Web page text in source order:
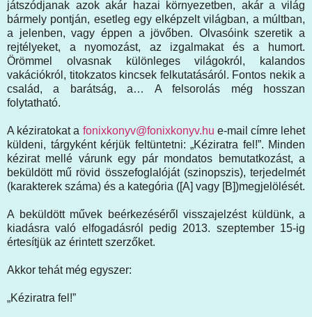
játszódjanak azok akár hazai környezetben, akár a világ
bármely pontján, esetleg egy elképzelt világban, a múltban,
a jelenben, vagy éppen a jövőben. Olvasóink szeretik a
rejtélyeket, a nyomozást, az izgalmakat és a humort.
Örömmel olvasnak különleges világokról, kalandos
vakációkról, titokzatos kincsek felkutatásáról. Fontos nekik a
család, a barátság, a… A felsorolás még hosszan
folytatható.
A kéziratokat a fonixkonyv@fonixkonyv.hu e-mail címre lehet
küldeni, tárgyként kérjük feltüntetni: „Kéziratra fel!”. Minden
kézirat mellé várunk egy pár mondatos bemutatkozást, a
beküldött mű rövid összefoglalóját (szinopszis), terjedelmét
(karakterek száma) és a kategória ([A] vagy [B])megjelölését.
A beküldött művek beérkezéséről visszajelzést küldünk, a
kiadásra való elfogadásról pedig 2013. szeptember 15-ig
értesítjük az érintett szerzőket.
Akkor tehát még egyszer:
„Kéziratra fel!”